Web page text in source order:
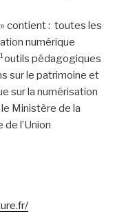
contient : toutes les
numérique
pédagogiques
sur le patrimoine et
sur la numérisation
Ministère de la
l’Union